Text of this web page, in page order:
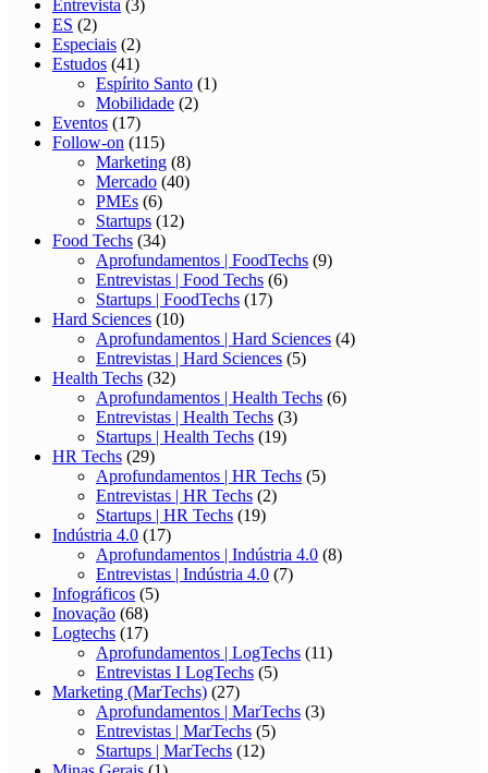
Aprofundamentos | Hard Sciences
Entrevistas | Hard Sciences
Health Techs
Aprofundamentos | Health Techs
Entrevistas | Health Techs
Startups | Health Techs
HR Techs(29)
Aprofundamentos | HR Techs
Entrevistas | HR Techs
Startups | HR Techs
Indústria 4.0 (17)
Aprofundamentos | Indústria 4.0
Entrevistas | Indústria 4.0
Infográficos(5)
Inovação(68)
Logtechs(17)
Aprofundamentos | LogTechs
Entrevistas I LogTechs(5)
Marketing (MarTechs)(27)
Aprofundamentos | MarTechs
Entrevistas | MarTechs(5)
Startups | MarTechs(12)
Minas Gerais(1)
Negócios de Impacto
Aprofundamentos | Negócios de Impacto
Nova Mobilidade Urbana(1)
Aprofundamentos | Nova Mobilidade Urbana
Open Banking(12)
Aprofundamentos | Open Banking(6)
Entrevistas | Open Banking(5)
Panoramas(4)
Construtechs
People Analytics
Aprofundamentos | People Analytics
Entrevistas | People Analytics
Pets(1)
Programa de Aceleração(1)
Real Estate(25)
Aprofundamentos | Real Estate